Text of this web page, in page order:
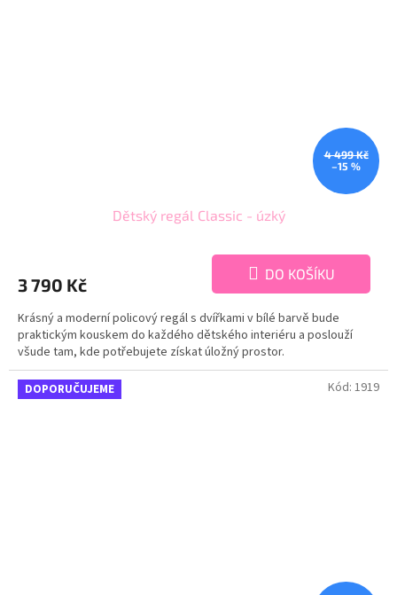
4 499 Kč
–15 %
Dětský regál Classic - úzký
3 790 Kč
DO KOŠÍKU
Krásný a moderní policový regál s dvířkami v bílé barvě bude
praktickým kouskem do každého dětského interiéru a poslouží
všude tam, kde potřebujete získat úložný prostor.
DOPORUČUJEME Kód: 1919